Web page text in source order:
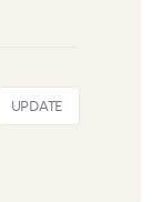
UPDATE